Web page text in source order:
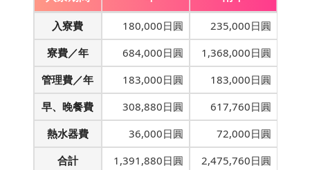
入寮費 180,000日圓
235,000日圓
寮費／年
684,000日圓
1,368,000日圓
管理費／年
183,000日圓
183,000日圓
早、晚餐費
308,880日圓
617,760日圓
熱水器費
36,000日圓
72,000日圓
合計
1,391,880日圓 2,475,760日圓